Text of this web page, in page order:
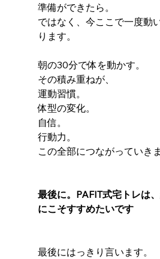
準備ができたら。
ではなく、今ここで一度動
ります。
朝の30分で体を動かす。
その積み重ねが、
運動習慣。
体型の変化。
自信。
行動力。
この全部につながっていき
最後に。PAFIT式宅トレは
にこそすすめたいです
最後にはっきり言います。